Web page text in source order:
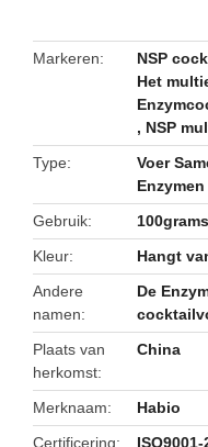
Markeren NSP
Het
, NSP
Type
Voer
Enzymen
Gebruik
Kleur
Hangt
Andere
namen
De
Plaats van
herkomst
China
Merknaam
Habio
Certificering
ISO9001-